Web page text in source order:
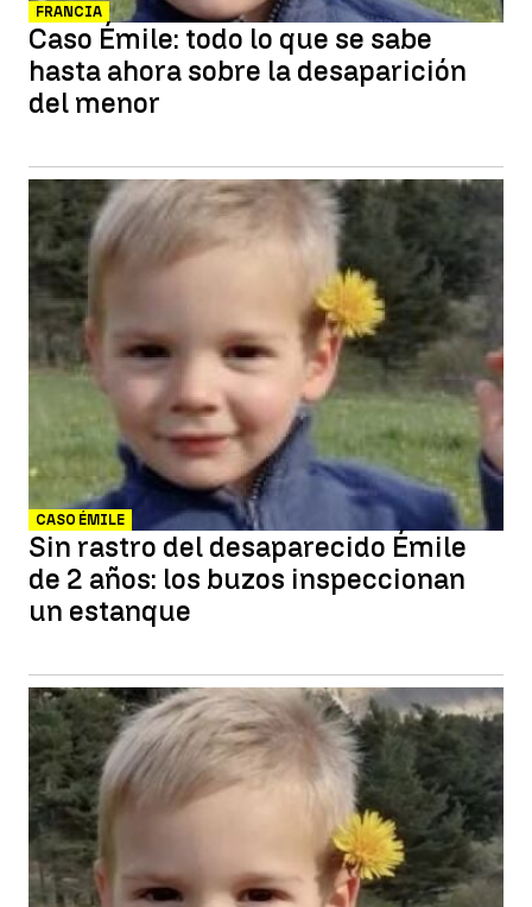
FRANCIA
Caso Émile: todo lo que se sabe
hasta ahora sobre la desaparición
del menor
CASO ÉMILE
Sin rastro del desaparecido Émile
de 2 años: los buzos inspeccionan
un estanque